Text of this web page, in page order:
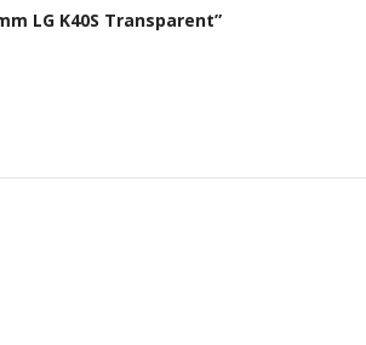
LG K40S Transparent”